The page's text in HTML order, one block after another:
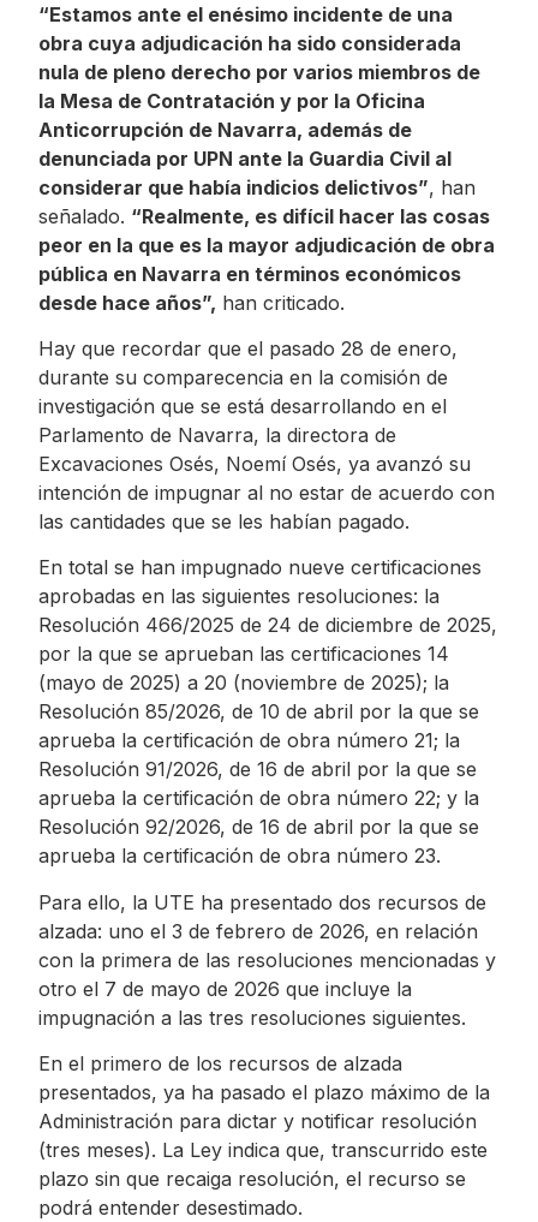
“Estamos ante el enésimo incidente de una
obra cuya adjudicación ha sido considerada
nula de pleno derecho por varios miembros de
la Mesa de Contratación y por la Oficina
Anticorrupción de Navarra, además de
denunciada por UPN ante la Guardia Civil al
considerar que había indicios delictivos”, han
señalado. “Realmente, es difícil hacer las cosas
peor en la que es la mayor adjudicación de obra
pública en Navarra en términos económicos
desde hace años”, han criticado.
Hay que recordar que el pasado 28 de enero,
durante su comparecencia en la comisión de
investigación que se está desarrollando en el
Parlamento de Navarra, la directora de
Excavaciones Osés, Noemí Osés, ya avanzó su
intención de impugnar al no estar de acuerdo con
las cantidades que se les habían pagado.
En total se han impugnado nueve certificaciones
aprobadas en las siguientes resoluciones: la
Resolución 466/2025 de 24 de diciembre de 2025,
por la que se aprueban las certificaciones 14
(mayo de 2025) a 20 (noviembre de 2025); la
Resolución 85/2026, de 10 de abril por la que se
aprueba la certificación de obra número 21; la
Resolución 91/2026, de 16 de abril por la que se
aprueba la certificación de obra número 22; y la
Resolución 92/2026, de 16 de abril por la que se
aprueba la certificación de obra número 23.
Para ello, la UTE ha presentado dos recursos de
alzada: uno el 3 de febrero de 2026, en relación
con la primera de las resoluciones mencionadas y
otro el 7 de mayo de 2026 que incluye la
impugnación a las tres resoluciones siguientes.
En el primero de los recursos de alzada
presentados, ya ha pasado el plazo máximo de la
Administración para dictar y notificar resolución
(tres meses). La Ley indica que, transcurrido este
plazo sin que recaiga resolución, el recurso se
podrá entender desestimado.